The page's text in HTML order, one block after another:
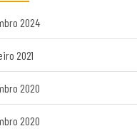
2024
2021
2020
2020